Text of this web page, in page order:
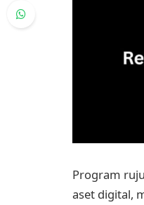
Program
aset digital,